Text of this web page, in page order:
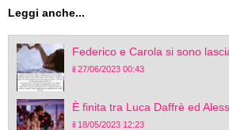
Leggi anche...
Federico e Carola si sono
il 27/06/2023 00:43
È finita tra Luca Daffrè ed
il 18/05/2023 12:23